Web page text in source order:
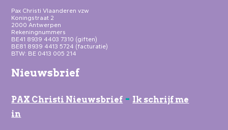
Pax Christi Vlaanderen vzw
Koningstraat 2
2000 Antwerpen
Rekeningnummers
BE41 8939 4403 7310 (giften)
BE81 8939 4413 5724 (facturatie)
BTW: BE 0413 005 214
Nieuwsbrief
PAX Christi Nieuwsbrief - Ik schrijf me
in